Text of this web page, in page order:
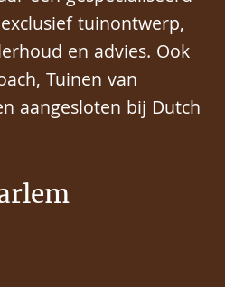
tuinontwerp,
en advies. Ook
Tuinen van
aangesloten bij Dutch